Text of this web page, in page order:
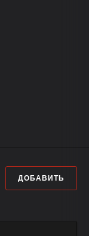
ДОБАВИТЬ